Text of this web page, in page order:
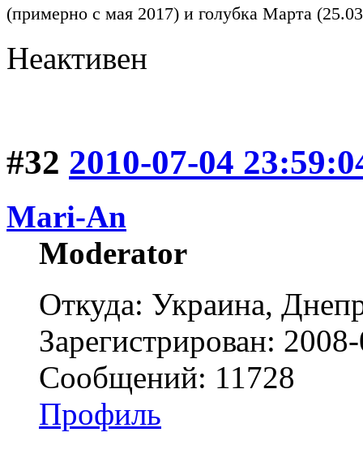
(примерно с мая 2017) и голубка Марта
Неактивен
#32 2010-07-04
Mari-An
Moderator
Откуда: Украина,
Зарегистрирован:
Сообщений: 11728
Профиль